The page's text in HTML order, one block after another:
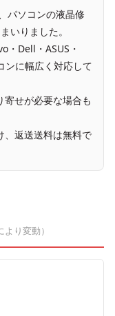
パソコンの液晶修
いりました。
・Dell・ASUS・
ンに幅広く対応して
せが必要な場合も
、返送送料は無料で
より変動）